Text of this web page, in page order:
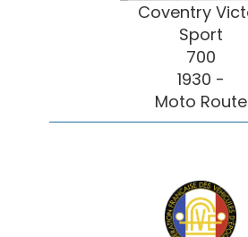
Coventry
Sport
700
1930 -
Moto Route